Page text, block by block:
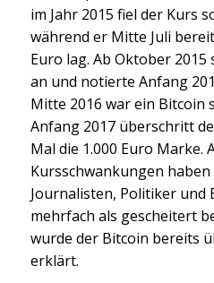
im Jahr 2015 fiel der Kurs
während er Mitte Juli
Euro lag. Ab Oktober
an und notierte Anfang
Mitte 2016 war ein Bitcoin
Anfang 2017 überschritt
Mal die 1.000 Euro
Kursschwankungen
Journalisten, Politiker und
mehrfach als gescheitert
wurde der Bitcoin bereits
erklärt.